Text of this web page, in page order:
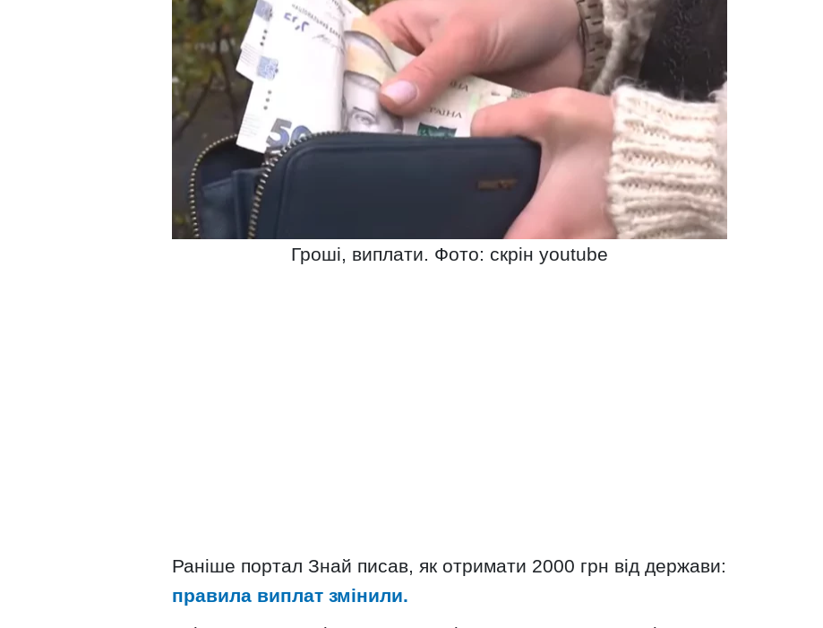
Гроші, виплати. Фото: скрін youtube
Раніше портал Знай писав, як отримати 2000 грн від держави:
правила виплат змінили.